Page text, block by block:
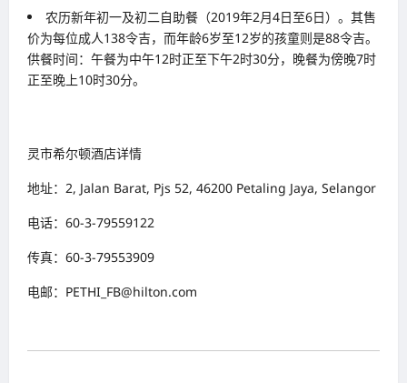
农历新年初一及初二自助餐（2019年2月4日至6日）。其售
价为每位成人138令吉，而年龄6岁至12岁的孩童则是88令吉。
供餐时间：午餐为中午12时正至下午2时30分，晚餐为傍晚7时
正至晚上10时30分。
灵市希尔顿酒店详情
地址：2, Jalan Barat, Pjs 52, 46200 Petaling Jaya, Selangor
电话：60-3-79559122
传真：60-3-79553909
电邮：PETHI_FB@hilton.com